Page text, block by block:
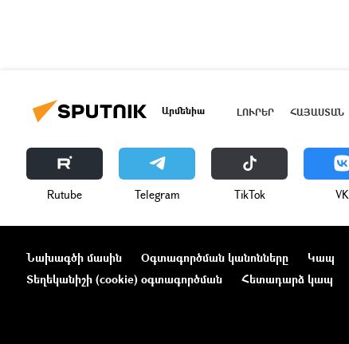
Արմենիա ԼՈՒՐԵՐ ՀԱՅԱՍՏԱՆ
Rutube Telegram ТikТоk VK
Նախագծի մասին Օգտագործման կանոնները Կապ
Տեղեկանիշի (cookie) օգտագործման
Հետադարձ կապ